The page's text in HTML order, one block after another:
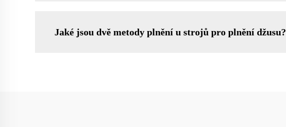
Jaké jsou dvě metody plnění u strojů pro plnění džusu?